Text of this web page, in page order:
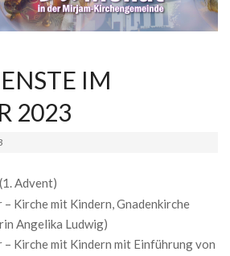
IM
2023
(1. Advent)
Kirche mit Kindern, Gnadenkirche
Angelika Ludwig)
Kirche mit Kindern mit Einführung von